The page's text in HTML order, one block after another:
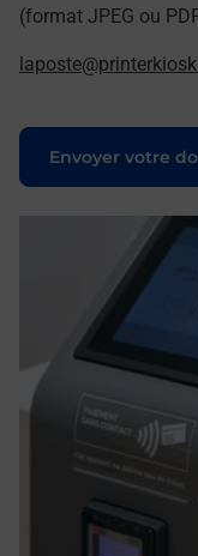
(format JPEG ou
Envoyer votre
Le lien s'ouvre